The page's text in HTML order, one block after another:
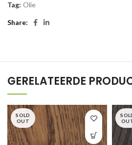
Tag: Olie
Share
GERELATEERDE
SOLD
OUT